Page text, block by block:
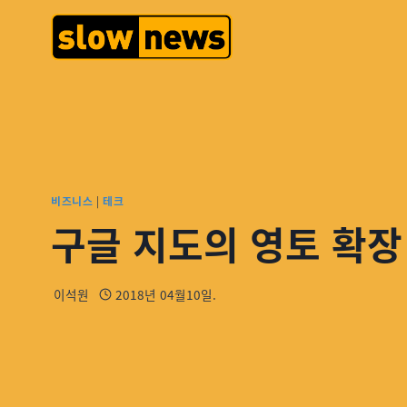
비즈니스 |테크
구글 지도의 영토 확장
이석원 2018년 04월10일.